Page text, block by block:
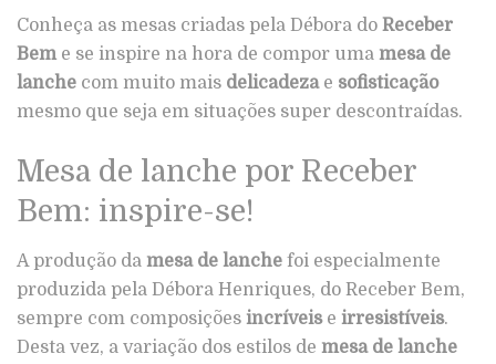
Conheça as mesas criadas pela Débora do Receber
Beme se inspire na hora de compor uma mesa de
lanche com muito mais delicadezae sofisticação
mesmo que seja em situações super descontraídas.
Mesa de lanche por Receber
Bem: inspire-se!
A produção da mesa de lanche foi especialmente
produzida pela Débora Henriques, do Receber Bem,
sempre com composições incríveise irresistíveis.
Desta vez, a variação dos estilos de mesa de lanche